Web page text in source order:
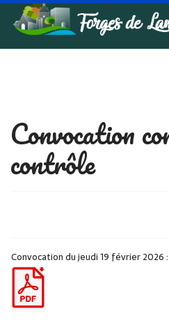
Convocation
contrôle
Convocation du jeudi 19 février 2026 :